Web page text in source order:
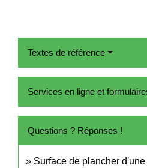
Textes de référence
Services en ligne et
Questions ? Réponses !
Surface de plancher